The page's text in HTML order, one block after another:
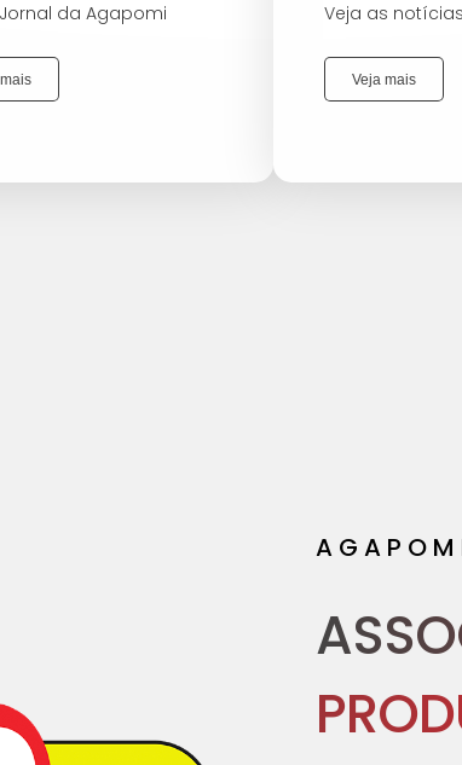
da Agapomi Veja as
Veja mais